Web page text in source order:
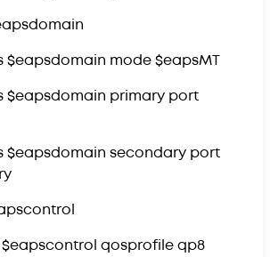
mode $eapsMT
$eapsdomain primary port
$eapsdomain secondary port
qosprofile qp8